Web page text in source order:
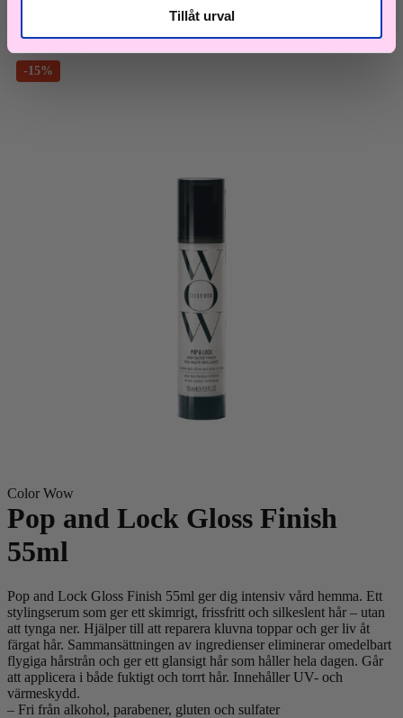
Tillåt urval
Lock Gloss Finish 55ml
-15%
Color Wow
Pop and Lock Gloss Finish
55ml
Pop and Lock Gloss Finish 55ml ger dig intensiv vård hemma. Ett
stylingserum som ger ett skimrigt, frissfritt och silkeslent hår – utan
att tynga ner. Hjälper till att reparera kluvna toppar och ger liv åt
färgat hår. Sammansättningen av ingredienser eliminerar omedelbart
flygiga hårstrån och ger ett glansigt hår som håller hela dagen. Går
att applicera i både fuktigt och torrt hår. Innehåller UV- och
värmeskydd.
– Fri från alkohol, parabener, gluten och sulfater